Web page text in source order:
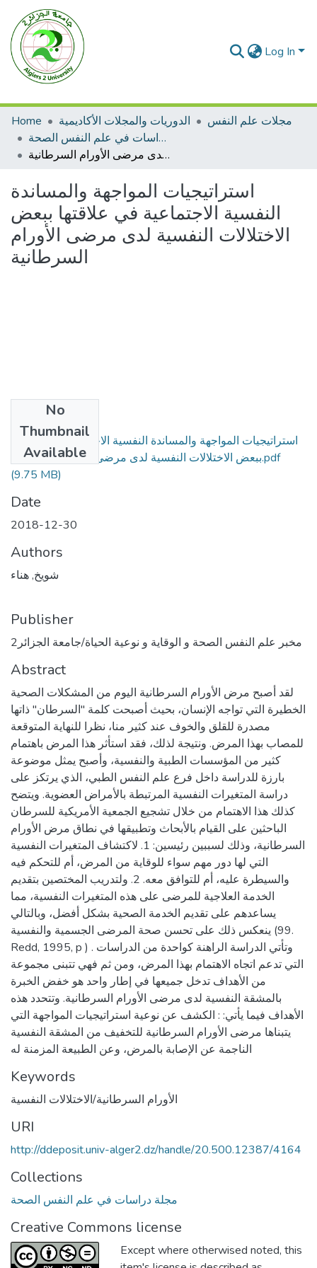
Log In
Home الدوريات والمجلات الأكاديمية
مجلات علم النفس
مجلة دراسات في علم النفس الصحة
استراتيجيات المواجهة والمساندة النفسية الاجتماعية في علاقتها ببعض الاختلالات النفسية لدى مرضى الأورام السرطانية
استراتيجيات المواجهة والمساندة
النفسية الاجتماعية في علاقتها ببعض
الاختلالات النفسية لدى مرضى الأورام
السرطانية
No
Thumbnail
Available
استراتيجيات المواجهة والمساندة النفسية الاجتماعية في علاقتها
ببعض الاختلالات النفسية لدى مرضى الأورام السرطانية.pdf
(9.75 MB)
Date
2018-12-30
Authors
شويخ, هناء
Publisher
مخبر علم النفس الصحة و الوقاية و نوعية الحياة/جامعة الجزائر2
Abstract
لقد أصبح مرض الأورام السرطانية اليوم من المشكلات الصحية
الخطيرة التي تواجه الإنسان، بحيث أصبحت كلمة "السرطان" ذاتها
مصدرة للقلق والخوف عند كثير منا، نظرا للنهاية المتوقعة
للمصاب بهذا المرض. ونتيجة لذلك، فقد استأثر هذا المرض باهتمام
كثير من المؤسسات الطبية والنفسية، وأصبح يمثل موضوعة
بارزة للدراسة داخل فرع علم النفس الطبي، الذي يرتكز على
دراسة المتغيرات النفسية المرتبطة بالأمراض العضوية. ويتضح
كذلك هذا الاهتمام من خلال تشجيع الجمعية الأمريكية للسرطان
الباحثين على القيام بالأبحاث وتطبيقها في نطاق مرض الأورام
السرطانية، وذلك لسببين رئيسين: 1. لاكتشاف المتغيرات النفسية
التي لها دور مهم سواء للوقاية من المرض، أم للتحكم فيه
والسيطرة عليه، أم للتوافق معه. 2. ولتدريب المختصين بتقديم
الخدمة العلاجية للمرضى على هذه المتغيرات النفسية، مما
يساعدهم على تقديم الخدمة الصحية بشكل أفضل، وبالتالي
ينعكس ذلك على تحسن صحة المرضى الجسمية والنفسية (99.
Redd, 1995, p ) . وتأتي الدراسة الراهنة كواحدة من الدراسات
التي تدعم اتجاه الاهتمام بهذا المرض، ومن ثم فهي تتبنى مجموعة
من الأهداف تدخل جميعها في إطار واحد هو خفض الخبرة
بالمشقة النفسية لدى مرضى الأورام السرطانية. وتتحدد هذه
الأهداف فيما يأتي: : الكشف عن نوعية استراتيجيات المواجهة التي
يتبناها مرضى الأورام السرطانية للتخفيف من المشقة النفسية
الناجمة عن الإصابة بالمرض، وعن الطبيعة المزمنة له
Keywords
الأورام السرطانية/الاختلالات النفسية
URI
http://ddeposit.univ-alger2.dz/handle/20.500.12387/4164
Collections
مجلة دراسات في علم النفس الصحة
Creative Commons license
Except where otherwised noted, this